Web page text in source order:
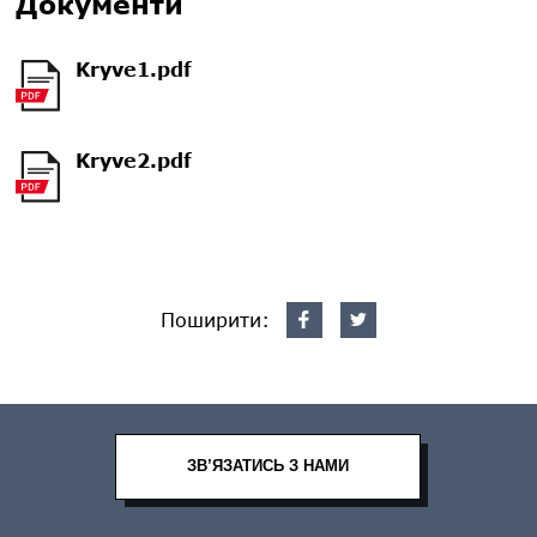
Kryve1.pdf
Kryve2.pdf
Поширити:
ЗВ’ЯЗАТИСЬ З НАМИ